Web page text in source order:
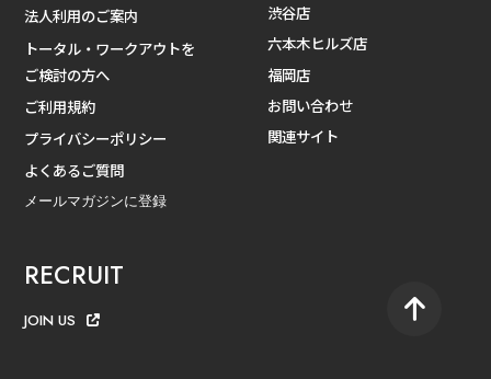
法人利用のご案内
トータル・ワークアウトを
ご検討の方へ
ご利用規約
プライバシーポリシー
よくあるご質問
メールマガジンに登録
渋谷店
六本木ヒルズ店
福岡店
お問い合わせ
関連サイト
RECRUIT
JOIN US